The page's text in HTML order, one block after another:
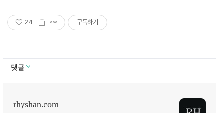
24 구독하기
댓글
rhyshan.com